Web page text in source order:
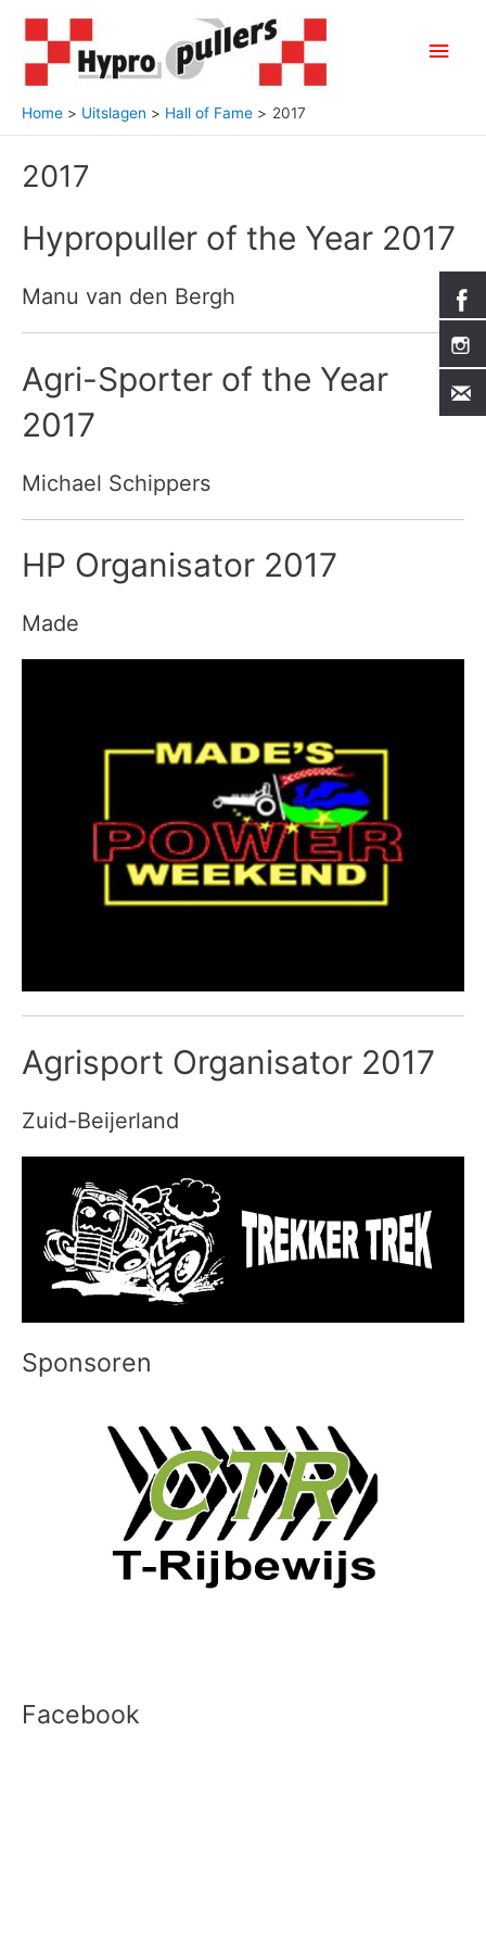
naar
inhoud
Home Uitslagen Hall of Fame 2017
2017
Hypropuller of the Year 2017
Manu van den Bergh
Agri-Sporter of the Year
2017
Michael Schippers
HP Organisator 2017
Made
Agrisport Organisator 2017
Zuid-Beijerland
Sponsoren
Facebook